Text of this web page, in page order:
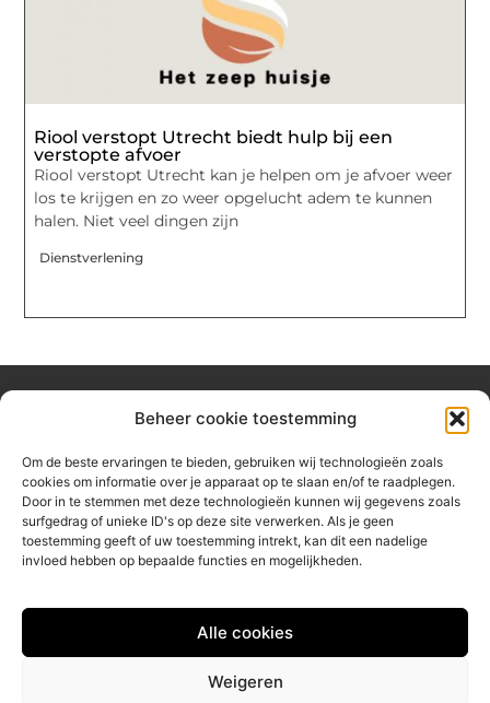
Beheer cookie toestemming
Om de beste ervaringen te bieden, gebruiken wij technologieën zoals
cookies om informatie over je apparaat op te slaan en/of te raadplegen.
Door in te stemmen met deze technologieën kunnen wij gegevens zoals
surfgedrag of unieke ID's op deze site verwerken. Als je geen
toestemming geeft of uw toestemming intrekt, kan dit een nadelige
invloed hebben op bepaalde functies en mogelijkheden.
Alle cookies
Weigeren
Riool verstopt Utrecht biedt hulp bij een
verstopte afvoer
Riool verstopt Utrecht kan je helpen om je afvoer weer
los te krijgen en zo weer opgelucht adem te kunnen
halen. Niet veel dingen zijn
Dienstverlening
Jouw gids voor inspiratie en tips uit het dagelijks leven.
Ontdek een brede verzameling blogs en artikelen die je helpen
om het meeste uit elke dag te halen, met praktische adviezen
en verrassende inzichten.
Bericht categorie
Main Links